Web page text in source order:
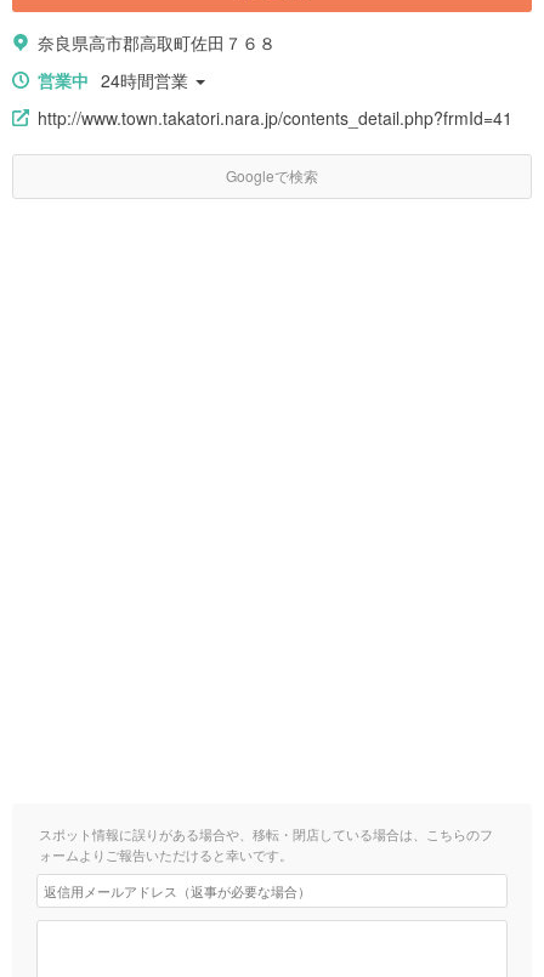
奈良県高市郡高取町佐田７６８
営業中 24時間営業
http://www.town.takatori.nara.jp/contents_detail.php?frmId=41
Googleで検索
スポット情報に誤りがある場合や、移転・閉店している場合は、こちらのフ
ォームよりご報告いただけると幸いです。